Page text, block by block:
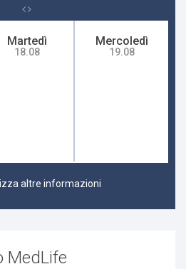
Martedì
18.08
Mercoledì
19.08
altre informazioni
MedLife